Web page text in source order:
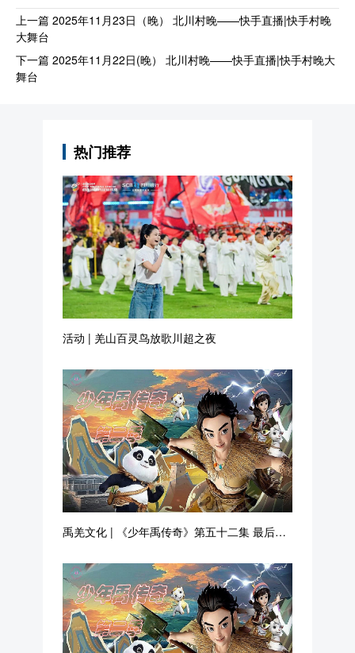
上一篇 2025年11月23日（晚） 北川村晚——快手直播|快手村晚
大舞台
下一篇 2025年11月22日(晚） 北川村晚——快手直播|快手村晚大
舞台
活动 | 羌山百灵鸟放歌川超之夜
禹羌文化 | 《少年禹传奇》第五十二集 最后的